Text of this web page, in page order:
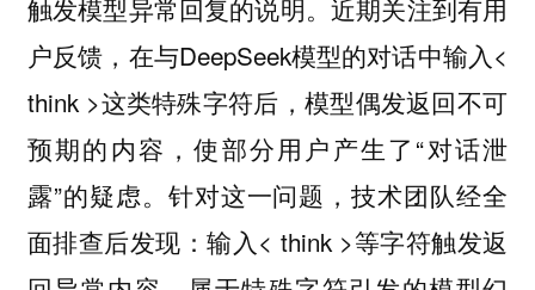
触发模型异常回复的说明。近期关注到有用
户反馈，在与DeepSeek模型的对话中输入<
think >这类特殊字符后，模型偶发返回不可
预期的内容，使部分用户产生了“对话泄
露”的疑虑。针对这一问题，技术团队经全
面排查后发现：输入< think >等字符触发返